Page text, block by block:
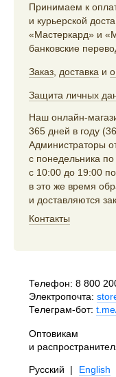
Принимаем к
и курьерской
«Мастеркард» и
банковские
Заказ доставка и
Защита личных
Наш онлайн-
365 дней в году
Администраторы
с понедельника
с 10:00 до 19:00
в это же время
и доставляются
Контакты
Телефон: 8 800
Электропочта:
Телеграм-бот:
Оптовикам
и
Русский | English